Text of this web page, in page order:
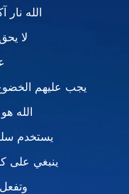
الله نار
لا
يجب عليهم
الله
يستخدم
ينبغي على